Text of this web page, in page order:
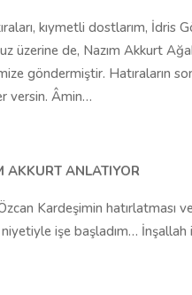
kıymetli dostlarım,
üzerine de, Nazım Akkurt
göndermiştir. Hatıraların
versin. Âmin…
AKKURT ANLATIYOR
Kardeşimin hatırlatması
işe başladım… İnşallah